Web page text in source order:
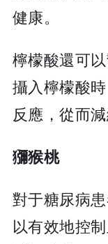
健康。
檸檬酸還可
攝入檸檬酸
反應，從而
獼猴桃
對于糖尿病
以有效地控